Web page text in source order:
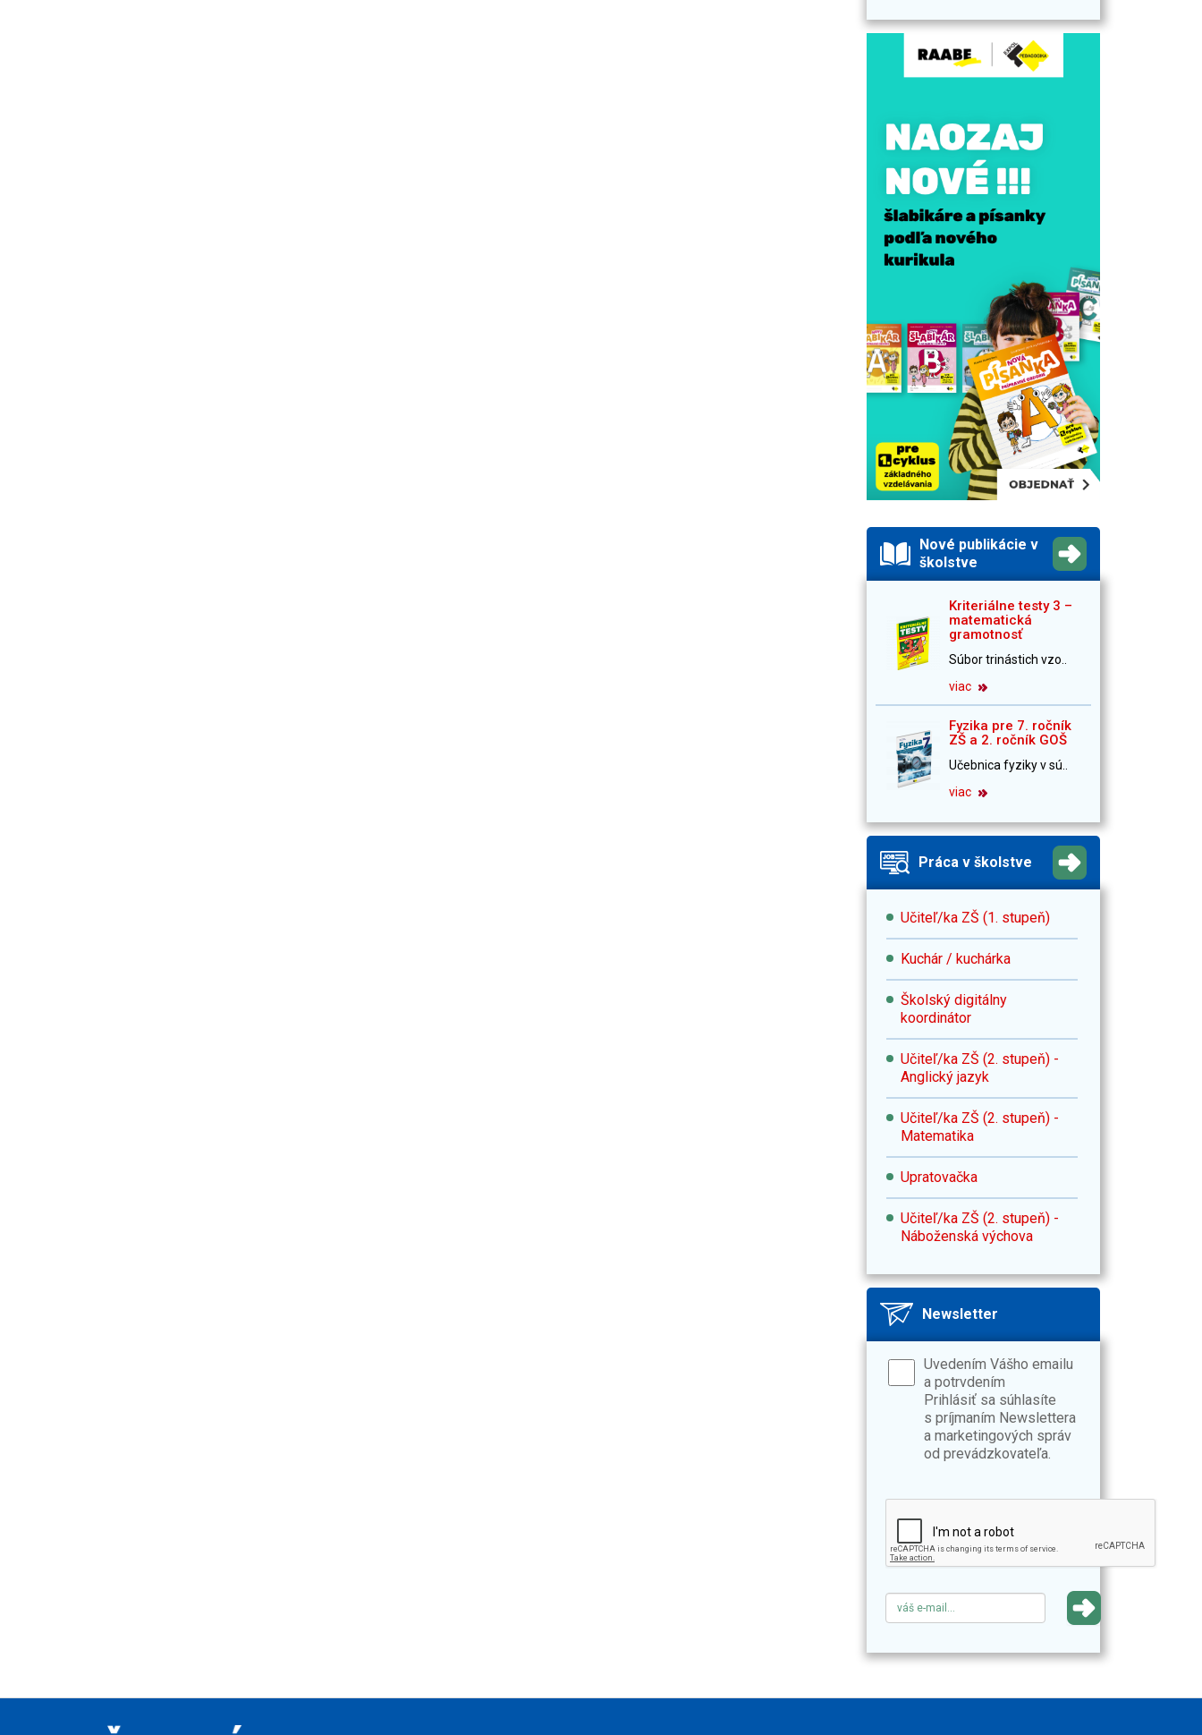
Nové publikácie v
školstve
Kriteriálne testy 3 –
matematická
gramotnosť
Súbor trinástich vzo..
viac
Fyzika pre 7. ročník
ZŠ a 2. ročník GOŠ
Učebnica fyziky v sú..
viac
Práca v školstve
Učiteľ/ka ZŠ (1. stupeň)
Kuchár / kuchárka
Školský digitálny
koordinátor
Učiteľ/ka ZŠ (2. stupeň) -
Anglický jazyk
Učiteľ/ka ZŠ (2. stupeň) -
Matematika
Upratovačka
Učiteľ/ka ZŠ (2. stupeň) -
Náboženská výchova
Newsletter
Uvedením Vášho emailu
a potrvdením
Prihlásiť sa súhlasíte
s príjmaním Newslettera
a marketingových správ
od prevádzkovateľa.